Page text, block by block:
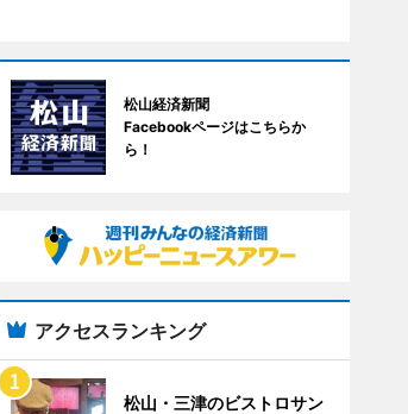
松山経済新聞
Facebookページはこちらか
ら！
アクセスランキング
松山・三津のビストロサン